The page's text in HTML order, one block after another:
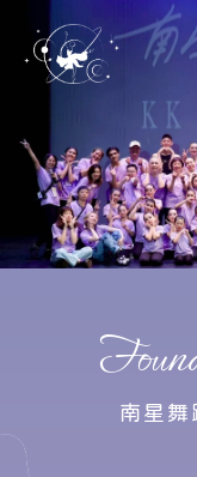
台北舞蹈教室
萬華區舞蹈教室
南星